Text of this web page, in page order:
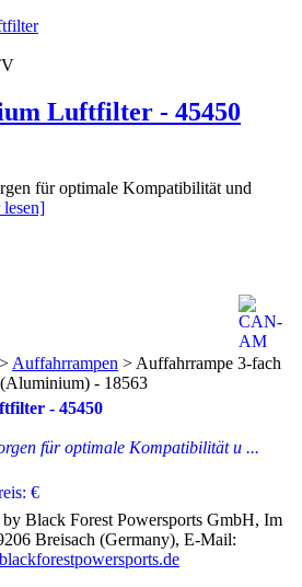
Luftfilter - 45450
für optimale Kompatibilität und
- 45450
für optimale Kompatibilität u ...
€
> Auffahrrampen > Auffahrrampe 3-fach
- 18563
Black Forest Powersports GmbH, Im
Breisach (Germany), E-Mail: